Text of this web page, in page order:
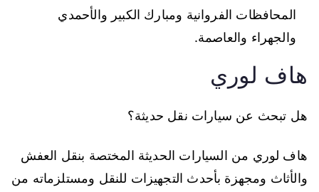
المحافظات الفروانية ومبارك الكبير والأحمدي
والجهراء والعاصمة.
هاف لوري
هل تبحث عن سيارات نقل حديثة؟
هاف لوري من السيارات الحديثة المختصة بنقل العفش
والأثاث ومجهزة بأحدث التجهيزات للنقل ومستلزماته من